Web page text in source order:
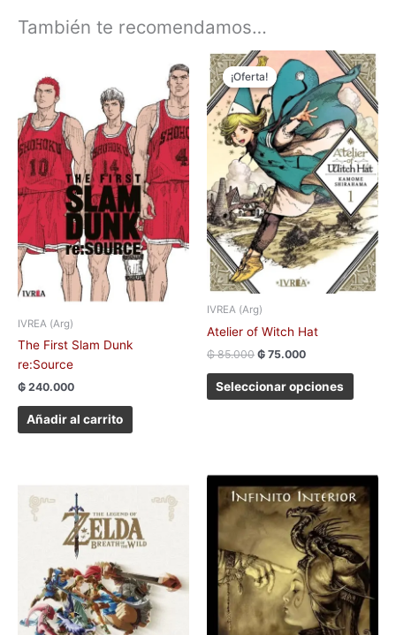
También te recomendamos…
IVREA (Arg)
The First Slam Dunk
re:Source
₲ 240.000
Añadir al carrito
¡Oferta!
¡Oferta!
IVREA (Arg)
Atelier of Witch Hat
₲85.000
El
precio
original
era:
₲ 85.000.
₲ 75.000
precio
actual
es:
₲ 75.000.
Seleccionar opciones
Este
tiene
Las
se
pueden
elegir
en
la
página